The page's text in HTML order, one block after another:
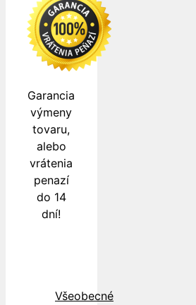
Garancia
výmeny
tovaru,
alebo
vrátenia
penazí
do 14
dní!
Všeobecné